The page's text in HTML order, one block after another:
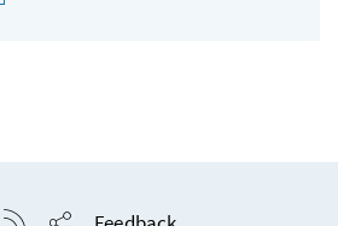
drucken
RSS-Feed anzeigen